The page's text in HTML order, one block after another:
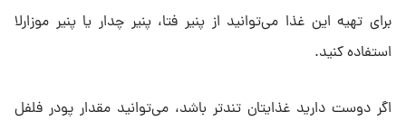
برای تهیه این غذا می‌توانید از پنیر فتا، پنیر چدار یا پنیر موزارلا
استفاده کنید.
اگر دوست دارید غذایتان تندتر باشد، می‌توانید مقدار پودر فلفل